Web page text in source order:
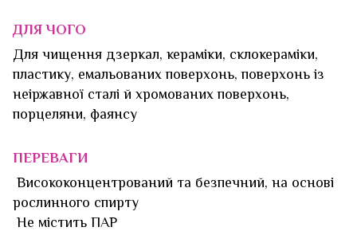
ДЛЯ ЧОГО
Для чищення дзеркал, кераміки, склокераміки,
пластику, емальованих поверхонь, поверхонь із
неіржавної сталі й хромованих поверхонь,
порцеляни, фаянсу
ПЕРЕВАГИ
Висококонцентрований та безпечний, на основі
рослинного спирту
Не містить ПАР